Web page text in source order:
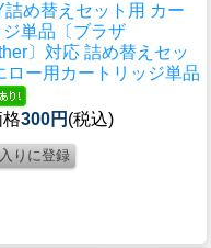
詰め替えセット用 カー
ジ単品〔ブラザ
〕対応 詰め替えセッ
ロー用カートリッジ単品
300円 (税込)